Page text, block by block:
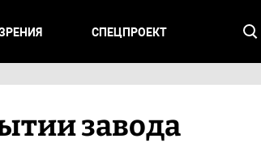
СПЕЦПРОЕКТ
завода